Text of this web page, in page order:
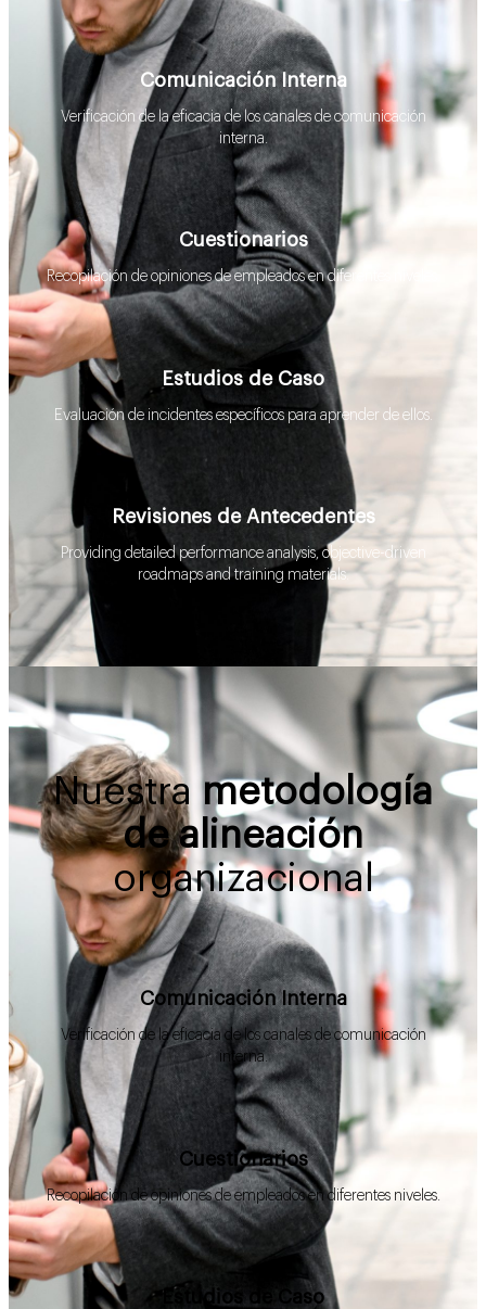
Comunicación Interna
Verificación de la eficacia de los canales de comunicación
interna.
Cuestionarios
Recopilación de opiniones de empleados en diferentes niveles.
Estudios de Caso
Evaluación de incidentes específicos para aprender de ellos.
Revisiones de Antecedentes
Providing detailed performance analysis, objective-driven
roadmaps and training materials.
Nuestra metodología
de alineación
organizacional
Comunicación Interna
Verificación de la eficacia de los canales de comunicación
interna.
Cuestionarios
Recopilación de opiniones de empleados en diferentes niveles.
Estudios de Caso